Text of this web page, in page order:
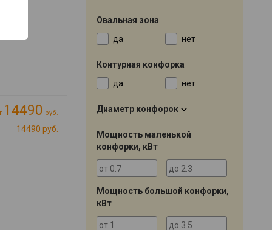
14490 руб.
14490 руб.
Овальная зона
да
нет
Контурная конфорка
да
нет
Диаметр конфорок
Мощность маленькой
конфорки, кВт
Мощность большой конфорки,
кВт